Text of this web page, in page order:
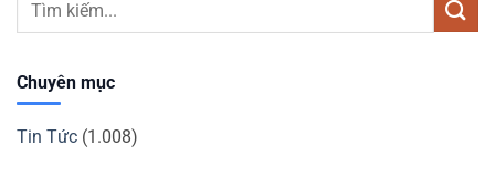
Chuyên mục
Tin Tức (1.008)